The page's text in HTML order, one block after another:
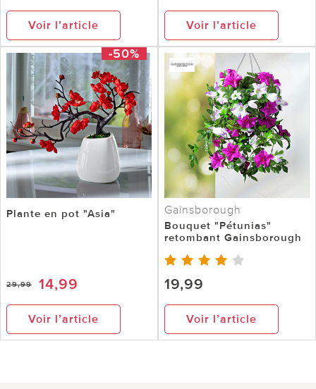
Voir l’article Voir l’article
-50%
Plante en pot "Asia"
29,99 14,99
Voir l’article
Gainsborough
Bouquet "Pétunias"
retombant Gainsborough
19,99
Voir l’article